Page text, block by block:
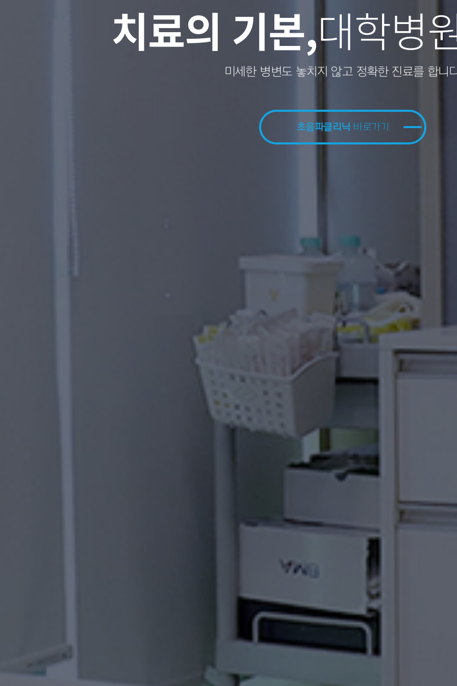
위·대장내시경특화,
근로복지공단 자문의 가 직접 시행해 믿을 수 있습
내시경클리닉 바로가기
분야별전문의 5인
소화기내과 전문의 5인 진료로 1:1 맞춤치료를 제공
의료진소개바로가기
치료의 기본,대학병
미세한 병변도 놓치지 않고 정확한 진료를 합니
초음파클리닉 바로가기
위·대장내시경특화,
근로복지공단 자문의 가 직접 시행해 믿을 수 있습
내시경클리닉 바로가기
분야별전문의 5인
소화기내과 전문의 5인 진료로 1:1 맞춤치료를 제공
의료진소개바로가기